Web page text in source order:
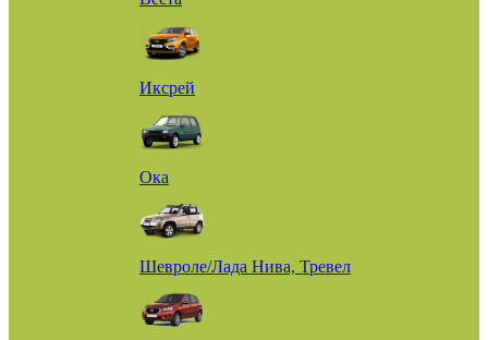
Иксрей
Ока
Шевроле/Лада Нива, Тревел